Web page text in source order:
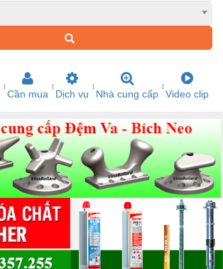
Cần mua Dịch vụ Nhà cung cấp Video clip